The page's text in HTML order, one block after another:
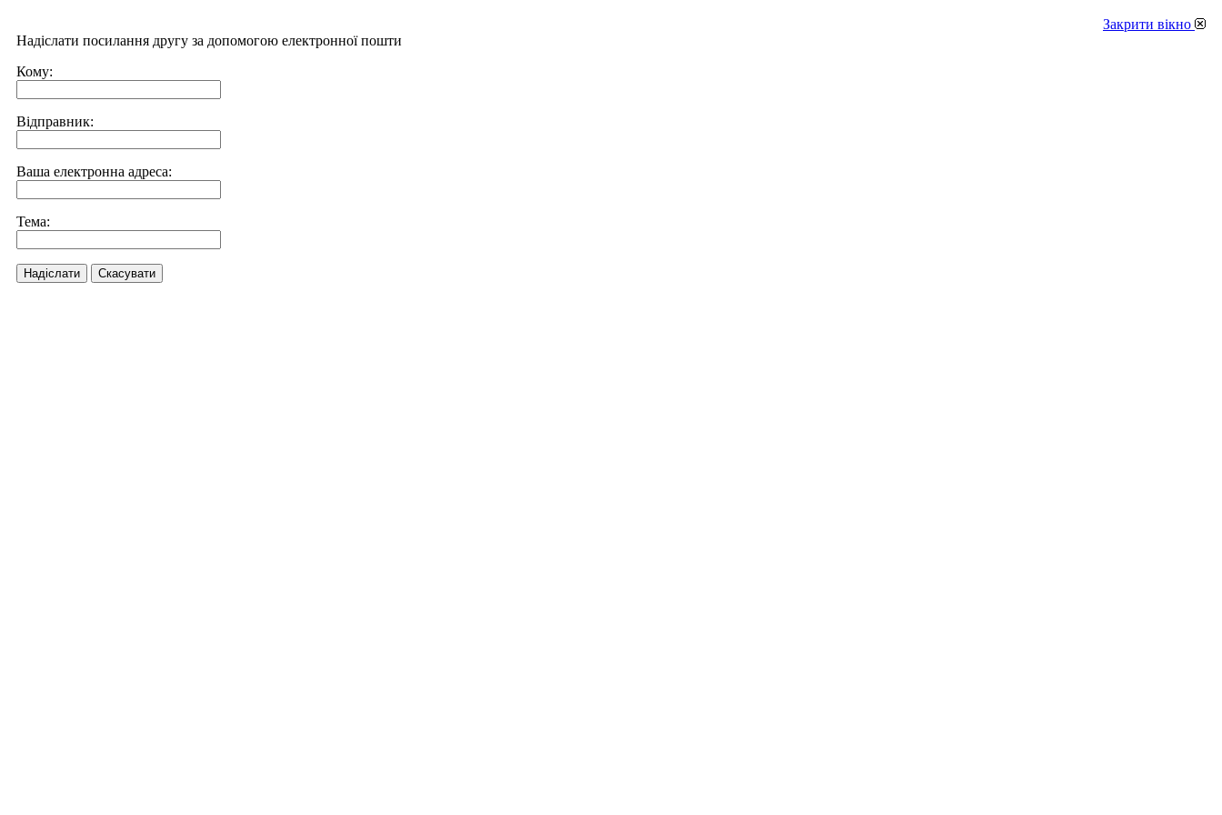
Закрити вікно
Надіслати посилання другу за допомогою електронної пошти
Кому:
Відправник:
Ваша електронна адреса:
Тема:
Надіслати Скасувати